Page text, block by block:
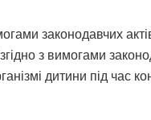
законодавчих
з вимогами
дитини під час